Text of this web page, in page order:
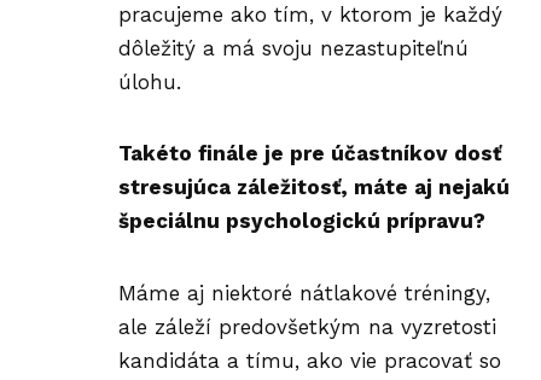
pracujeme ako tím, v ktorom je každý
dôležitý a má svoju nezastupiteľnú
úlohu.
Takéto finále je pre účastníkov dosť
stresujúca záležitosť, máte aj nejakú
špeciálnu psychologickú prípravu?
Máme aj niektoré nátlakové tréningy,
ale záleží predovšetkým na vyzretosti
kandidáta a tímu, ako vie pracovať so